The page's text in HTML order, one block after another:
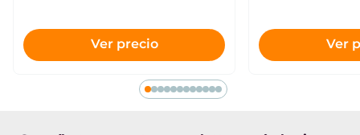
Ver precio Ver